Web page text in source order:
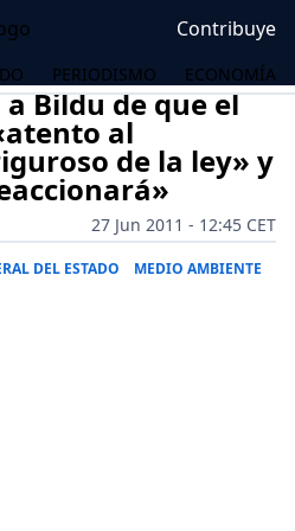
Contribuye
PERIODISMO ECONOMÍA
Bildu de que el
al
de la ley» y
27 Jun 2011 - 12:45 CET
DEL ESTADO MEDIO AMBIENTE